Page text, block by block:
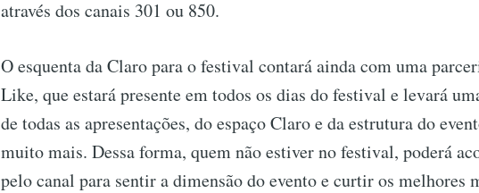
através dos canais 301 ou 850.
O esquenta da Claro para o festival contará ainda com uma
Like, que estará presente em todos os dias do festival e levará
de todas as apresentações, do espaço Claro e da estrutura do
muito mais. Dessa forma, quem não estiver no festival, poderá
pelo canal para sentir a dimensão do evento e curtir os melhores